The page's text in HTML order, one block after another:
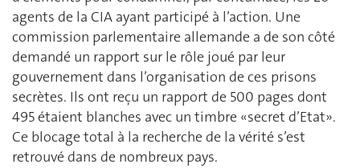
agents de la CIA ayant participé à l’action. Une
commission parlementaire allemande a de son côté
demandé un rapport sur le rôle joué par leur
gouvernement dans l’organisation de ces prisons
secrètes. Ils ont reçu un rapport de 500 pages dont
495 étaient blanches avec un timbre «secret d’Etat».
Ce blocage total à la recherche de la vérité s’est
retrouvé dans de nombreux pays.